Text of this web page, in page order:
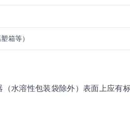
箱等）
（水溶性包装袋除外）表面上应有